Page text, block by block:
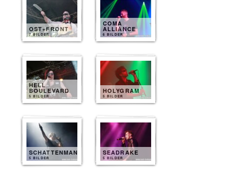
OST+FRONT
7 BILDER
COMA
ALLIANCE
6 BILDER
HELL
BOULEVARD
5 BILDER
HOLYGRAM
5 BILDER
SCHATTENMANN
5 BILDER
SEADRAKE
5 BILDER